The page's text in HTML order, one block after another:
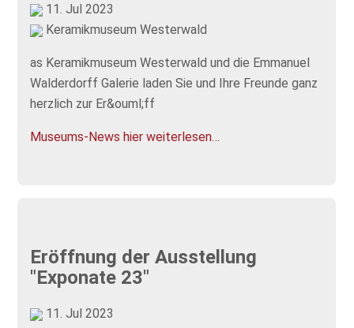
11. Jul 2023
Keramikmuseum Westerwald
as Keramikmuseum Westerwald und die Emmanuel
Walderdorff Galerie laden Sie und Ihre Freunde ganz
herzlich zur Er&ouml;ff
Museums-News hier weiterlesen…
Eröffnung der Ausstellung
"Exponate 23"
11. Jul 2023